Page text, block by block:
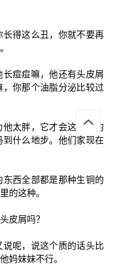
得这么丑，你就不要再
痘痘嘛，他还有头皮屑
你那个油脂分泌比较过
太胖，它才会这么多的
什么地步。他们家现在
西全部都是那种生铜的
的这种。
皮屑吗？
呢，说这个质的话头比
妈妹妹不行。